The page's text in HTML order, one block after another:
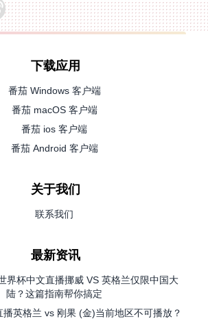
下载应用
番茄 Windows 客户端
番茄 macOS 客户端
番茄 ios 客户端
番茄 Android 客户端
关于我们
联系我们
最新资讯
界杯中文直播挪威 VS 英格兰仅限中国大
陆？这篇指南帮你搞定
英格兰 vs 刚果 (金)当前地区不可播放？